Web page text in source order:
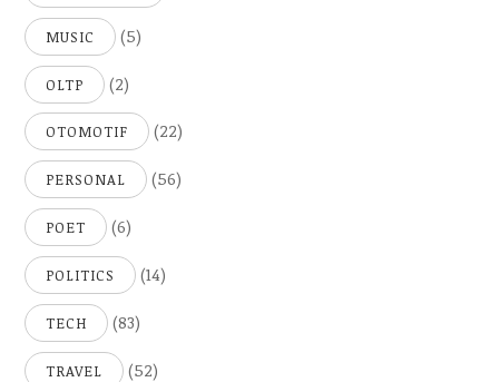
MUSIC (5)
OLTP (2)
OTOMOTIF (22)
PERSONAL (56)
POET (6)
POLITICS (14)
TECH (83)
TRAVEL (52)